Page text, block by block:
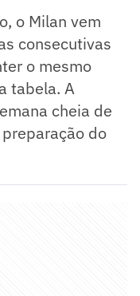
o Milan vem
consecutivas
o mesmo
tabela. A
cheia de
do